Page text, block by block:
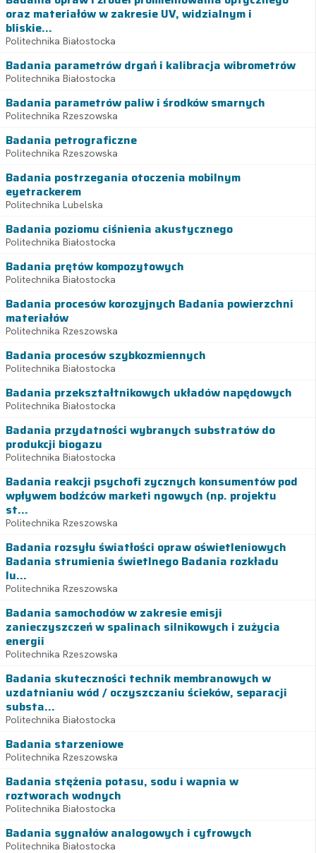
oraz materiałów w zakresie UV, widzialnym i
bliskie...
Politechnika Białostocka
Badania parametrów drgań i kalibracja wibrometrów
Politechnika Białostocka
Badania parametrów paliw i środków smarnych
Politechnika Rzeszowska
Badania petrograficzne
Politechnika Rzeszowska
Badania postrzegania otoczenia mobilnym
eyetrackerem
Politechnika Lubelska
Badania poziomu ciśnienia akustycznego
Politechnika Białostocka
Badania prętów kompozytowych
Politechnika Białostocka
Badania procesów korozyjnych Badania powierzchni
materiałów
Politechnika Rzeszowska
Badania procesów szybkozmiennych
Politechnika Białostocka
Badania przekształtnikowych układów napędowych
Politechnika Białostocka
Badania przydatności wybranych substratów do
produkcji biogazu
Politechnika Białostocka
Badania reakcji psychofi zycznych konsumentów pod
wpływem bodźców marketi ngowych (np. projektu
st...
Politechnika Rzeszowska
Badania rozsyłu światłości opraw oświetleniowych
Badania strumienia świetlnego Badania rozkładu
lu...
Politechnika Rzeszowska
Badania samochodów w zakresie emisji
zanieczyszczeń w spalinach silnikowych i zużycia
energii
Politechnika Rzeszowska
Badania skuteczności technik membranowych w
uzdatnianiu wód / oczyszczaniu ścieków, separacji
substa...
Politechnika Białostocka
Badania starzeniowe
Politechnika Rzeszowska
Badania stężenia potasu, sodu i wapnia w
roztworach wodnych
Politechnika Białostocka
Badania sygnałów analogowych i cyfrowych
Politechnika Białostocka